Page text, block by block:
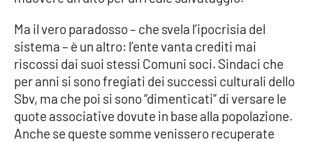
SPECIALI
Buona Sanità Calabria
LACALABRIAVISIONE
Destinazioni
Ma il vero paradosso – che svela l’ipocrisia del
sistema – è un altro: l’ente vanta crediti mai
riscossi dai suoi stessi Comuni soci. Sindaci che
per anni si sono fregiati dei successi culturali dello
Sbv, ma che poi si sono “dimenticati” di versare le
quote associative dovute in base alla popolazione.
Anche se queste somme venissero recuperate